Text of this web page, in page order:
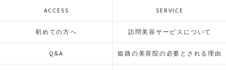
ACCESS SERVICE
初めての方へ 訪問美容サービスについて
Q&A 姫路の美容院の必要とされる理由